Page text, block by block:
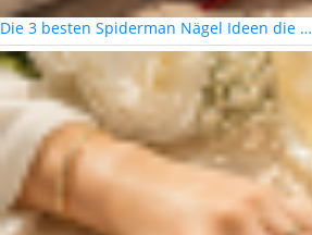
Die 3 besten Spiderman Nägel Ideen die …